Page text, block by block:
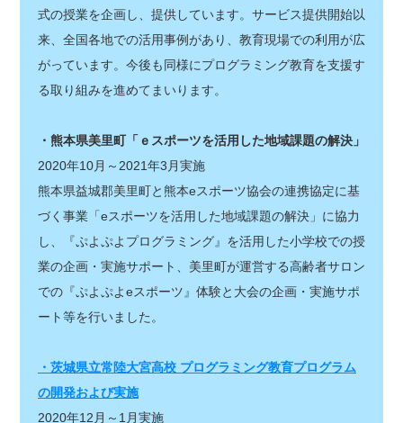
式の授業を企画し、提供しています。サービス提供開始以
来、全国各地での活用事例があり、教育現場での利用が広
がっています。今後も同様にプログラミング教育を支援す
る取り組みを進めてまいります。
・熊本県美里町「ｅスポーツを活用した地域課題の解決」
2020年10月～2021年3月実施
熊本県益城郡美里町と熊本eスポーツ協会の連携協定に基
づく事業「eスポーツを活用した地域課題の解決」に協力
し、『ぷよぷよプログラミング』を活用した小学校での授
業の企画・実施サポート、美里町が運営する高齢者サロン
での『ぷよぷよeスポーツ』体験と大会の企画・実施サポ
ート等を行いました。
・茨城県立常陸大宮高校 プログラミング教育プログラム
の開発および実施
2020年12月～1月実施